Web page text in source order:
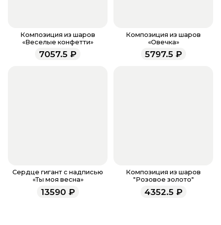
заказа, звоните по номеру телефона 8 (927) 936-71-
86 или напишите WhatsApp +7 937 333-66-53
менеджеры работают ежедневно с 9.00 до 23.00 и
Композиция из шаров
«Веселые конфетти»
7057.5 ₽
Композиция из шаров
«Овечка»
5797.5₽
Сердце гигант с надписью
«Ты моя весна»
13590 ₽
Композиция из шаров
"Розовое золото"
4352.5₽